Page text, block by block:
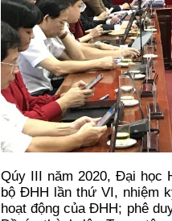
Qúy III năm 2020, Đại học
bộ ĐHH lần thứ VI, nhiệm
hoạt động của ĐHH; phê